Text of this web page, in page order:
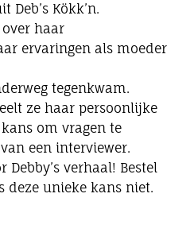
Kökk’n.
haar
ervaringen als moeder
tegenkwam.
ze haar persoonlijke
om vragen te
een interviewer.
verhaal! Bestel
deze unieke kans niet.